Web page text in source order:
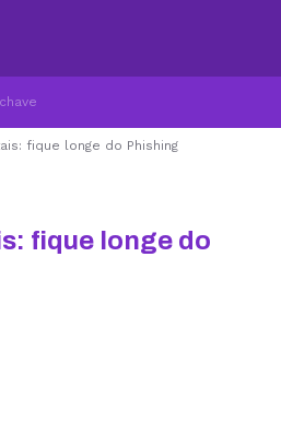
fique longe do Phishing
fique longe do